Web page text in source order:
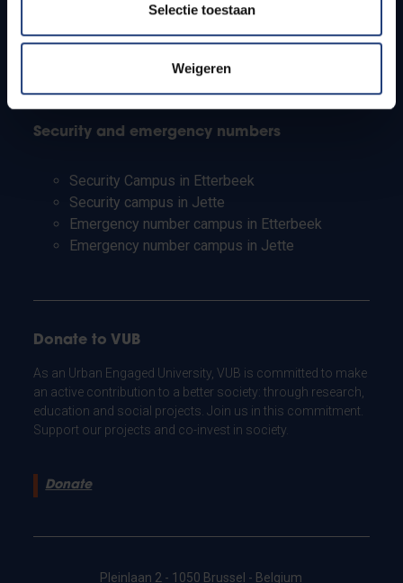
Selectie toestaan
Weigeren
PhD students
Teachers and secondary schools
Working students
Security and emergency numbers
Security Campus in Etterbeek
Security campus in Jette
Emergency number campus in Etterbeek
Emergency number campus in Jette
Donate to VUB
As an Urban Engaged University, VUB is committed to make
an active contribution to a better society: through research,
education and social projects. Join us in this commitment.
Support our projects and co-invest in society.
Donate
Pleinlaan 2 - 1050 Brussel - Belgium